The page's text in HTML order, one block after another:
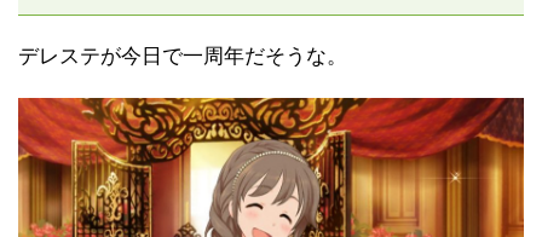
デレステが今日で一周年だそうな。